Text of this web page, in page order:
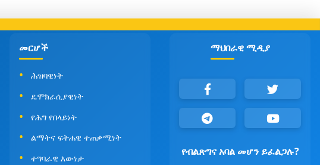
መርሆች
ሕዝባዊነት
ዴሞክራሲያዊነት
የሕግ የበላይነት
ልማትና ፍትሐዊ ተጠቃሚነት
ተግባራዊ እውነታ
ማህበራዊ ሚዲያ
የብልጽግና አባል መሆን ይፈልጋሉ?